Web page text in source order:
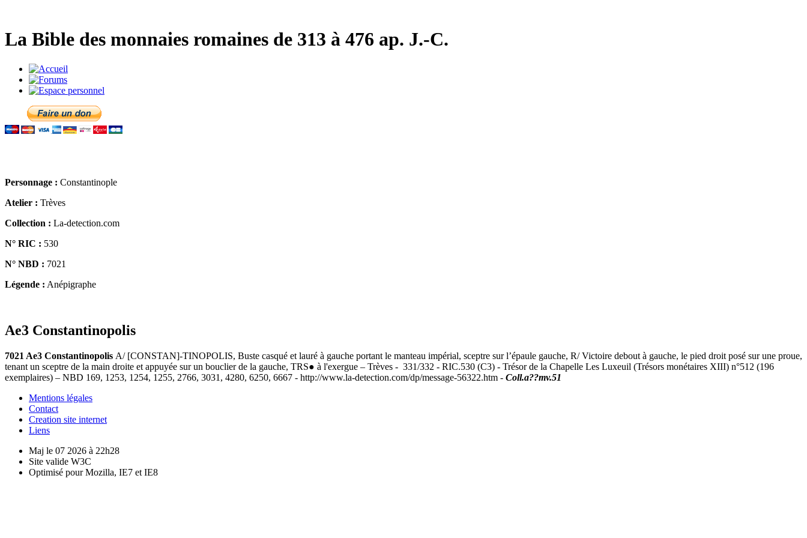
La Bible des monnaies romaines de 313 à 476 ap. J.-C.
Personnage : Constantinople
Atelier : Trèves
Collection : La-detection.com
N° RIC : 530
N° NBD : 7021
Légende : Anépigraphe
Ae3 Constantinopolis
7021 Ae3 Constantinopolis A/ [CONSTAN]-TINOPOLIS, Buste casqué et lauré à gauche portant le manteau impérial, sceptre sur l’épaule gauche, R/ Victoire debout à gauche, le pied droit posé sur une proue,
tenant un sceptre de la main droite et appuyée sur un bouclier de la gauche, TRS● à l'exergue – Trèves - 331/332 - RIC.530 (C3) - Trésor de la Chapelle Les Luxeuil (Trésors monétaires XIII) n°512 (196
exemplaires) – NBD 169, 1253, 1254, 1255, 2766, 3031, 4280, 6250, 6667 - http://www.la-detection.com/dp/message-56322.htm - Coll.a??mv.51
Mentions légales
Contact
Creation site internet
Liens
Maj le 07 2026 à 22h28
Site valide W3C
Optimisé pour Mozilla, IE7 et IE8